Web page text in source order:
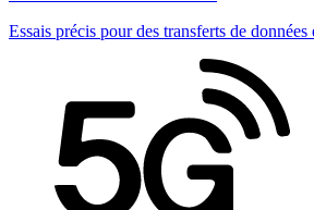
Essais précis pour des transferts de données